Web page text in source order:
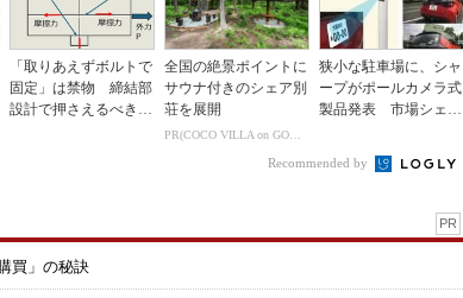
「取りあえずボルトで
固定」は禁物 締結部
設計で押さえるべき基
全国の絶景ポイントに
サウナ付きのシェア別
荘を展開
PR(COCO VILLA on GOETHE)
狭小な駐車場に、シャ
ープがポールカメラ式
製品発表 市場シェア
Recommended by
PR
買」の秘訣